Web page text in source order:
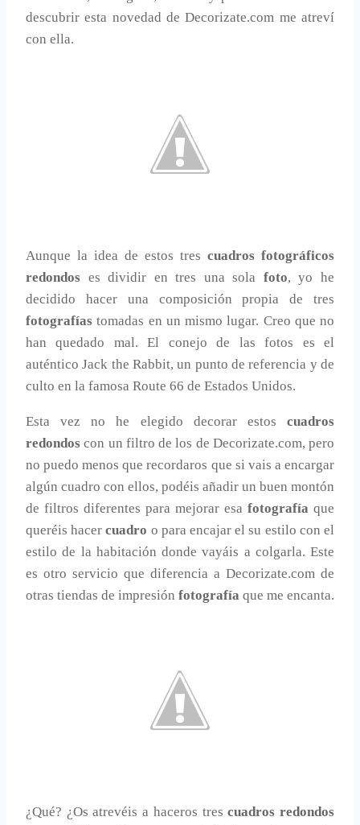
descubrir esta novedad de Decorizate.com me atreví
con ella.
Aunque la idea de estos tres cuadros fotográficos
redondos es dividir en tres una sola foto, yo he
decidido hacer una composición propia de tres
fotografíastomadas en un mismo lugar. Creo que no
han quedado mal. El conejo de las fotos es el
auténtico Jack the Rabbit, un punto de referencia y de
culto en la famosa Route 66 de Estados Unidos.
Esta vez no he elegido decorar estos cuadros
redondos con un filtro de los de Decorizate.com, pero
no puedo menos que recordaros que si vais a encargar
algún cuadro con ellos, podéis añadir un buen montón
de filtros diferentes para mejorar esa fotografía que
queréis hacercuadro o para encajar el su estilo con el
estilo de la habitación donde vayáis a colgarla. Este
es otro servicio que diferencia a Decorizate.com de
otras tiendas de impresión fotografía que me encanta.
¿Qué? ¿Os atrevéis a haceros trescuadros redondos